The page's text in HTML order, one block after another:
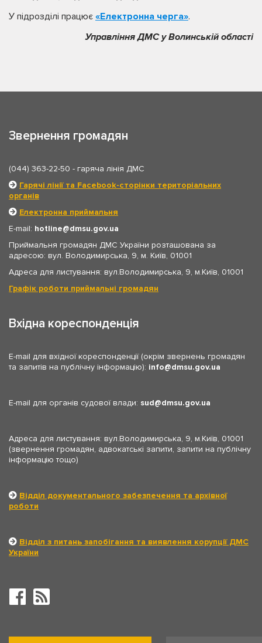
У підрозділі працює «Електронна черга».
Управління ДМС у Волинській області
Звернення громадян
(044) 363-22-50 - гаряча лінія ДМС
Гарячі лінії та Facebook-сторінки територіальних
органів
Електронна приймальня
E-mail: hotline
dmsu.gov.ua
Приймальня громадян ДМС України розташована за
адресою: вул. Володимирська, 9, м. Київ, 01001
Адреса для листування: вул.Володимирська, 9, м.Київ, 01001
Графік роботи приймальні громадян
Вхідна кореспонденція
E-mail для вхідної кореспонденції (окрім звернень громадян
та запитів на публічну інформацію): info dmsu.gov.ua
E-mail для органів судової влади: sud dmsu.gov.ua
Адреса для листування: вул.Володимирська, 9, м.Київ, 01001
(звернення громадян, адвокатські запити, запити на публічну
інформацію тощо)
Відділ документального забезпечення та архівної
роботи
Відділ з питань запобігання та виявлення корупції ДМС
України